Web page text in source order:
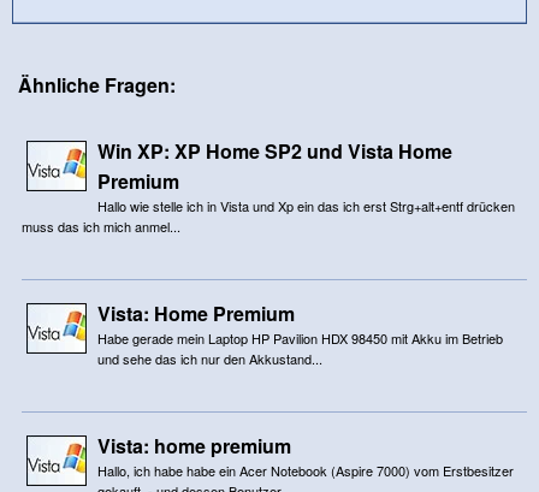
Ähnliche Fragen:
Win XP: XP Home SP2 und Vista Home
Premium
Hallo wie stelle ich in Vista und Xp ein das ich erst Strg+alt+entf drücken
muss das ich mich anmel...
Vista: Home Premium
Habe gerade mein Laptop HP Pavilion HDX 98450 mit Akku im Betrieb
und sehe das ich nur den Akkustand...
Vista: home premium
Hallo, ich habe habe ein Acer Notebook (Aspire 7000) vom Erstbesitzer